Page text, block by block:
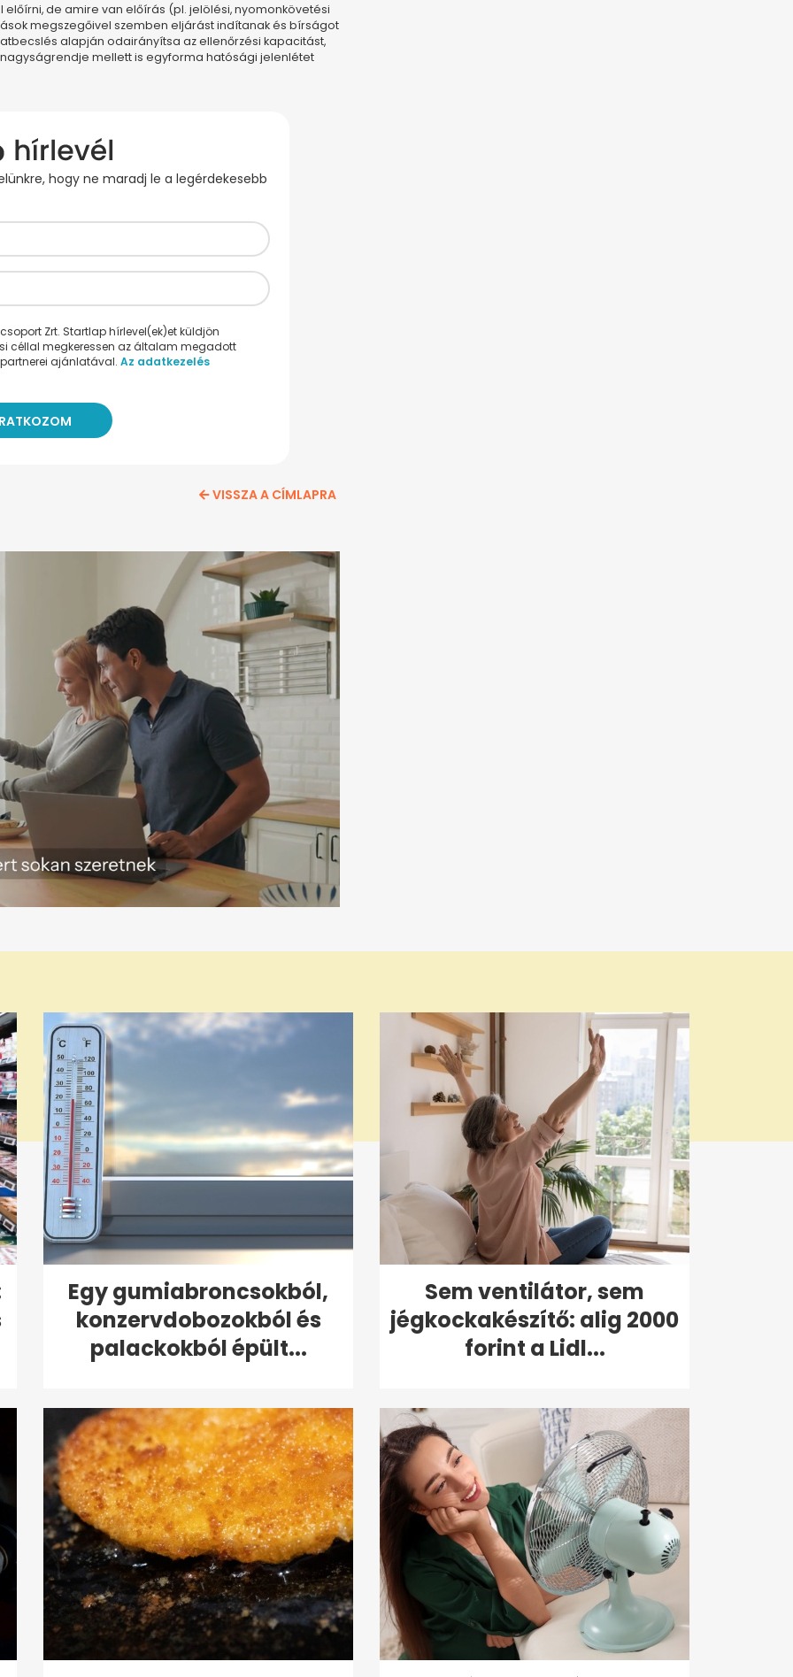
de amire van előírás (pl. jelölési, nyomonkövetési
megszegőivel szemben eljárást indítanak és bírságot
alapján odairányítsa az ellenőrzési kapacitást,
mellett is egyforma hatósági jelenlétet
hogy ne maradj le a legérdekesebb
Zrt. Startlap hírlevel(ek)et küldjön
céllal megkeressen az általam megadott
ajánlatával. Az adatkezelés
VISSZA A CÍMLAPRA
Egy gumiabroncsokból,
konzervdobozokból és
palackokból épült...
Sem ventilátor, sem
jégkockakészítő: alig 2000
forint a Lidl...